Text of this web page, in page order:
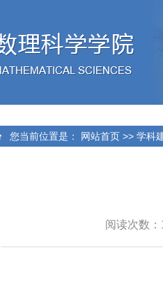
您当前位置是： 网站首页 >> 学科
阅读次数：